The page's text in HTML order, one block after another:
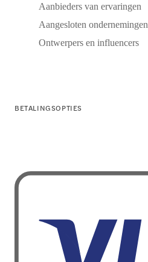
Aanbieders van ervaringen
Aangesloten ondernemingen
Ontwerpers en influencers
BETALINGSOPTIES